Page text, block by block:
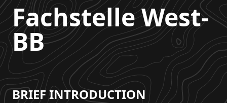
Fachstelle West-
BB
BRIEF INTRODUCTION